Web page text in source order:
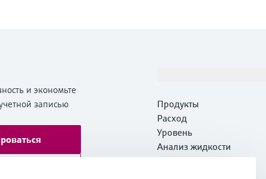
и экономьте
записью
Продукты
Расход
Уровень
Анализ жидкости
Температура